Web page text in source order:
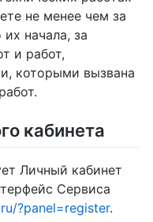
не менее чем за
начала, за
и работ,
которыми вызвана
кабинета
Личный кабинет
Сервиса
?panel=register.